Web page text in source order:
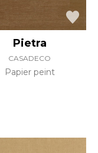
Pietra
CASADECO
Papier peint